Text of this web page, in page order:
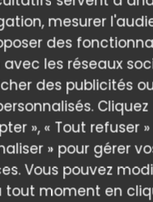
mesurer
des
avec les réseaux
des publicités
Cliquez
», « Tout refuser »
» pour gérer
Vous pouvez
tout moment en
clients
: 5 /5 Qualité / Prix:
nous